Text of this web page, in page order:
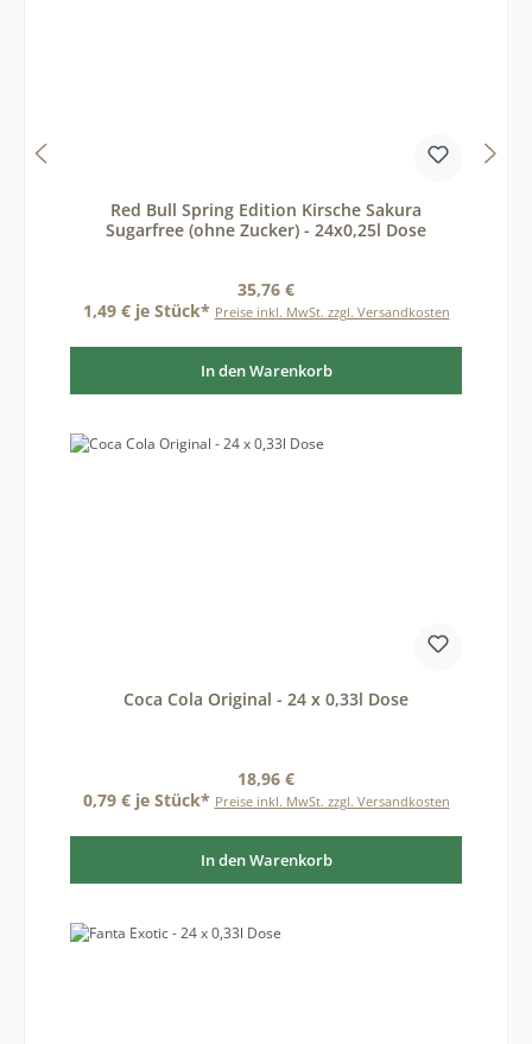
Red Bull Spring Edition Kirsche Sakura
Sugarfree (ohne Zucker) - 24x0,25l Dose
Regulärer Preis:
35,76 €
1,49 € je Stück* Preise inkl. MwSt. zzgl. Versandkosten
In den Warenkorb
Coca Cola Original - 24 x 0,33l Dose
Regulärer Preis:
18,96 €
0,79 € je Stück* Preise inkl. MwSt. zzgl. Versandkosten
In den Warenkorb